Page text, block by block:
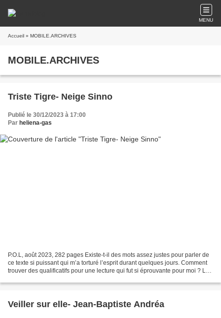
MENU
Accueil » MOBILE.ARCHIVES
MOBILE.ARCHIVES
Triste Tigre- Neige Sinno
Publié le 30/12/2023 à 17:00
Par heliena-gas
P.O.L, août 2023, 282 pages Existe-t-il des mots assez justes pour parler de
ce texte si puissant qui m’a torturé l’esprit durant quelques jours. Comment
trouver des qualificatifs pour une lecture qui fut si éprouvante pour moi ? Les
Veiller sur elle- Jean-Baptiste Andréa